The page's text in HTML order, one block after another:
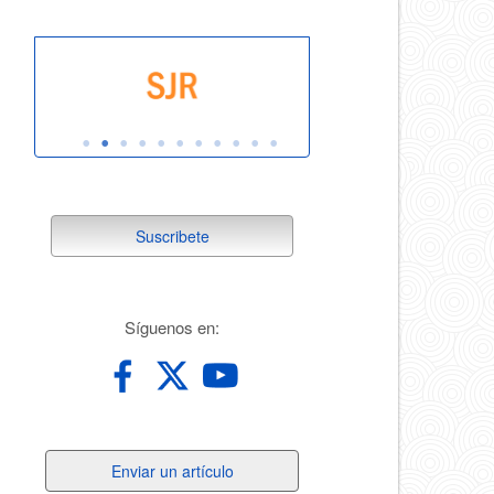
suscribete
Suscribete
Síguenos en:
Enviar un artículo